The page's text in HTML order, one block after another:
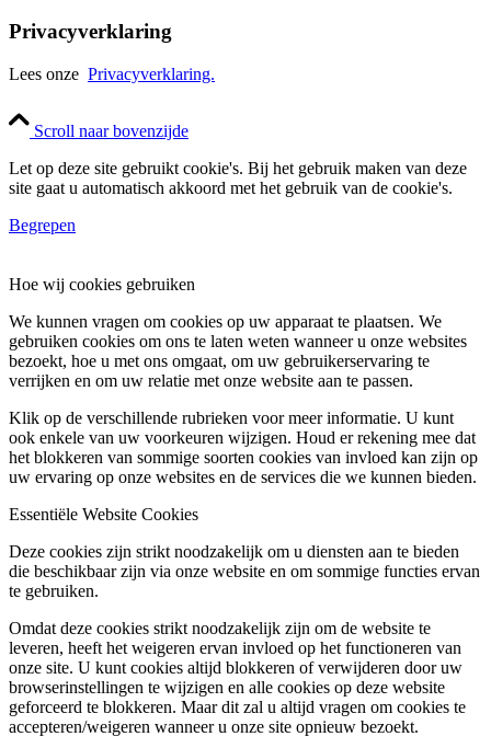
Privacyverklaring
Lees onze Privacyverklaring.
Scroll naar bovenzijde
Let op deze site gebruikt cookie's. Bij het gebruik maken van deze
site gaat u automatisch akkoord met het gebruik van de cookie's.
Begrepen
Hoe wij cookies gebruiken
We kunnen vragen om cookies op uw apparaat te plaatsen. We
gebruiken cookies om ons te laten weten wanneer u onze websites
bezoekt, hoe u met ons omgaat, om uw gebruikerservaring te
verrijken en om uw relatie met onze website aan te passen.
Klik op de verschillende rubrieken voor meer informatie. U kunt
ook enkele van uw voorkeuren wijzigen. Houd er rekening mee dat
het blokkeren van sommige soorten cookies van invloed kan zijn op
uw ervaring op onze websites en de services die we kunnen bieden.
Essentiële Website Cookies
Deze cookies zijn strikt noodzakelijk om u diensten aan te bieden
die beschikbaar zijn via onze website en om sommige functies ervan
te gebruiken.
Omdat deze cookies strikt noodzakelijk zijn om de website te
leveren, heeft het weigeren ervan invloed op het functioneren van
onze site. U kunt cookies altijd blokkeren of verwijderen door uw
browserinstellingen te wijzigen en alle cookies op deze website
geforceerd te blokkeren. Maar dit zal u altijd vragen om cookies te
accepteren/weigeren wanneer u onze site opnieuw bezoekt.